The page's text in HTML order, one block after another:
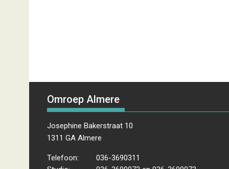
Omroep Almere
Josephine Bakerstraat 10
1311 GA Almere
Telefoon:
036-3690311